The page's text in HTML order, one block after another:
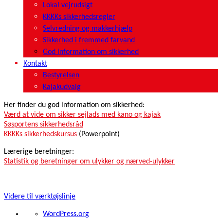
Lokal vejrudsigt
KKKKs sikkerhedsregler
Selvredning og makkerhjælp
Sikkerhed i fremmed farvand
God information om sikkerhed
Kontakt
Bestyrelsen
Kajakudvalg
Her finder du god information om sikkerhed:
Værd at vide om sikker sejlads med kano og kajak
Søsportens sikkerhedsråd
KKKKs sikkerhedskursus (Powerpoint)
Lærerige beretninger:
Statistik og beretninger om ulykker og nærved-ulykker
Videre til værktøjslinje
WordPress.org